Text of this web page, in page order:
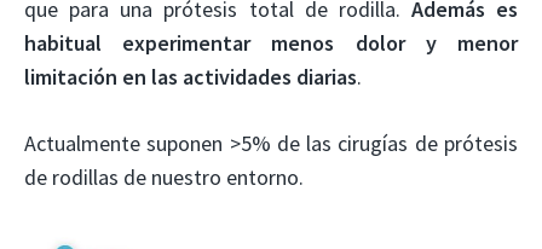
que para una prótesis total de rodilla. Además es
habitual experimentar menos dolor y menor
limitación en las actividades diarias.
Actualmente suponen >5% de las cirugías de prótesis
de rodillas de nuestro entorno.